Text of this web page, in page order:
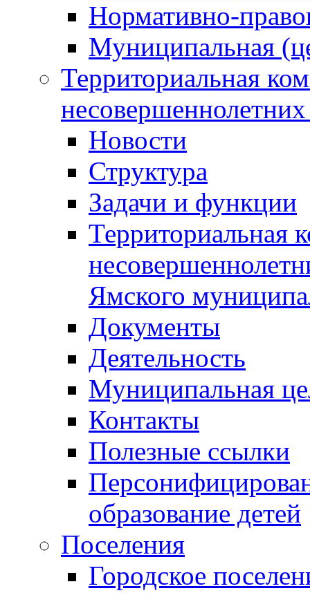
Нормативно-
Муниципальная
Территориальная
Новости
Структура
Задачи и функции
Территориальная
Ямского
Документы
Деятельность
Муниципальная
Контакты
Полезные ссылки
образование детей
Поселения
Городское